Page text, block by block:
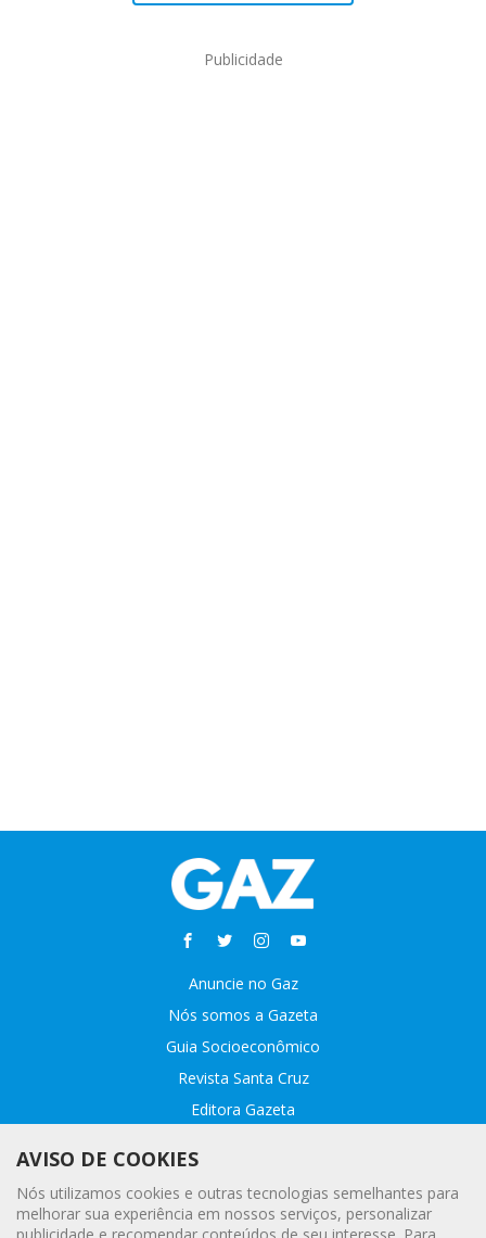
Publicidade
Anuncie no Gaz
Nós somos a Gazeta
Guia Socioeconômico
Revista Santa Cruz
Editora Gazeta
Fale conosco
Webmail
AVISO DE COOKIES
Nós utilizamos cookies e outras tecnologias semelhantes para
melhorar sua experiência em nossos serviços, personalizar